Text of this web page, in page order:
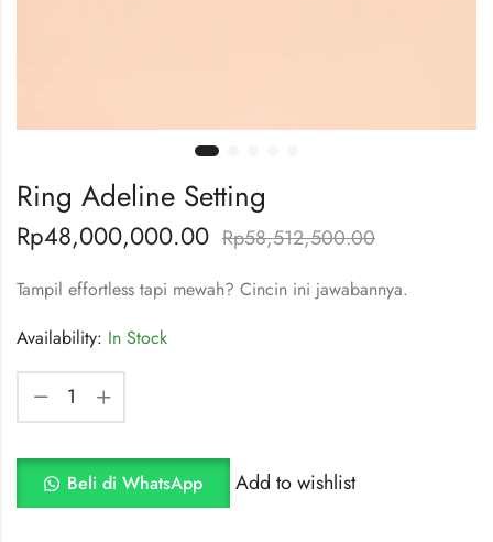
Ring Adeline Setting
Rp48,000,000.00 Rp58,512,500.00
Tampil effortless tapi mewah? Cincin ini jawabannya.
Availability: In Stock
Beli di WhatsApp Add to wishlist